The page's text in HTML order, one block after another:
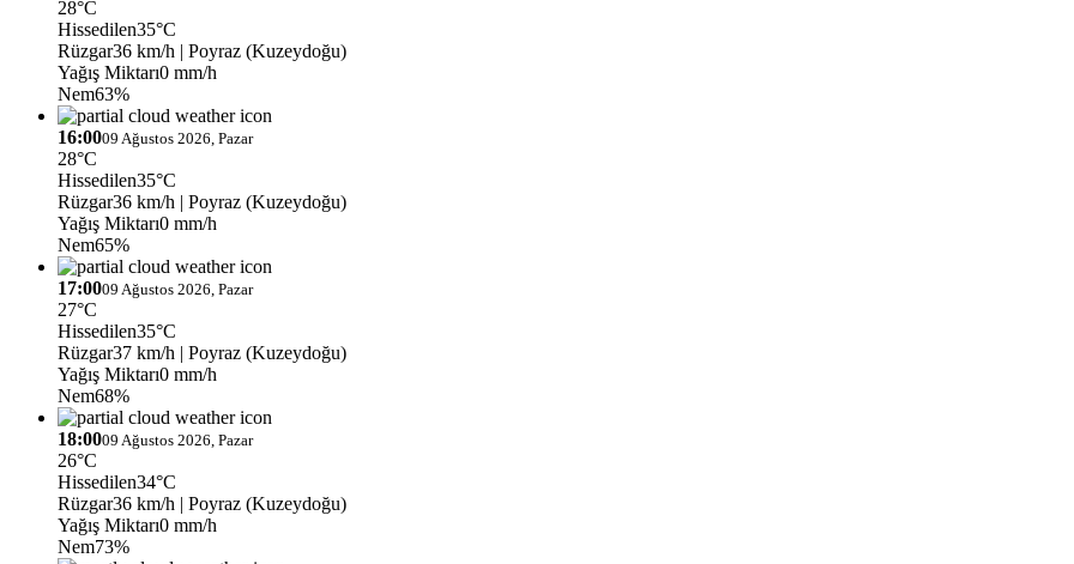
28°C
Hissedilen35°C
Rüzgar36 km/h | Poyraz (Kuzeydoğu)
Yağış Miktarı0 mm/h
Nem63%
16:0009 Ağustos 2026, Pazar
28°C
Hissedilen35°C
Rüzgar36 km/h | Poyraz (Kuzeydoğu)
Yağış Miktarı0 mm/h
Nem65%
17:0009 Ağustos 2026, Pazar
27°C
Hissedilen35°C
Rüzgar37 km/h | Poyraz (Kuzeydoğu)
Yağış Miktarı0 mm/h
Nem68%
18:0009 Ağustos 2026, Pazar
26°C
Hissedilen34°C
Rüzgar36 km/h | Poyraz (Kuzeydoğu)
Yağış Miktarı0 mm/h
Nem73%